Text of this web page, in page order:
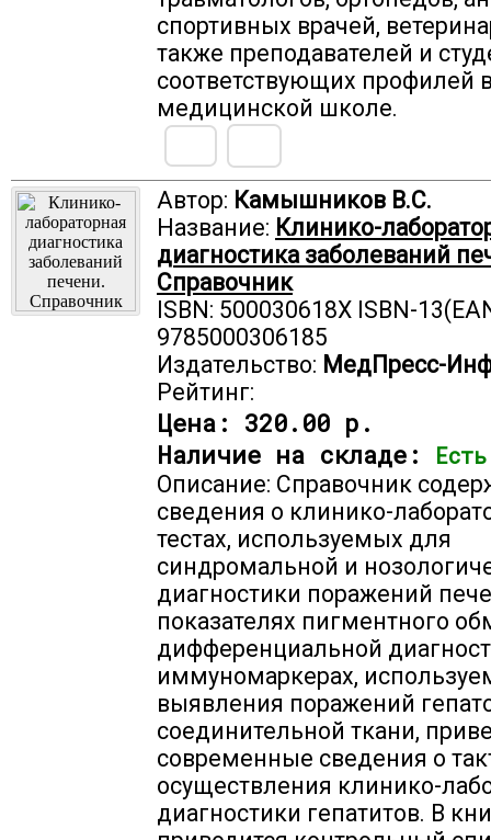
спортивных врачей,
также преподавателей и
соответствующих профилей
медицинской школе.
Автор: Камышников В.С.
Название: Клинико-
диагностика заболеваний
Справочник
ISBN: 500030618X ISBN-
9785000306185
Издательство: МедПресс-
Рейтинг:
Цена: 320.00 р.
Наличие на складе:
Описание: Справочник
сведения о клинико-
тестах, используемых для
синдромальной и
диагностики поражений
показателях пигментного
дифференциальной
иммуномаркерах,
выявления поражений
соединительной ткани,
современные сведения о
осуществления клинико-
диагностики гепатитов. В